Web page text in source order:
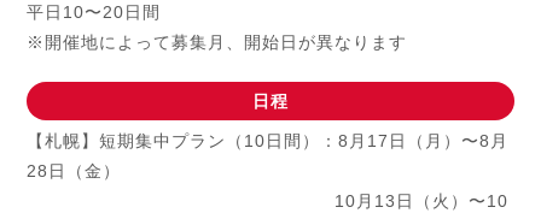
平日10〜20日間
※開催地によって募集月、開始日が異なります
日程
【札幌】短期集中プラン（10日間）：8月17日（月）〜8月
28日（金）
10月13日（火）〜10